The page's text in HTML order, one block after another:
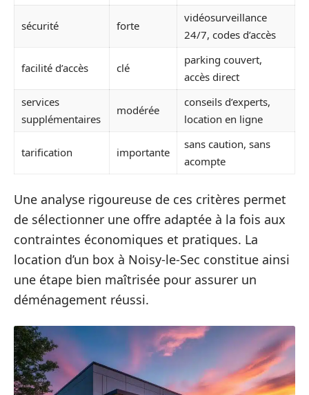
sécurité forte
vidéosurveillance
24/7, codes d’accès
facilité d’accès clé
parking couvert,
accès direct
services
supplémentaires
modérée
conseils d’experts,
location en ligne
tarification importante
sans caution, sans
acompte
Une analyse rigoureuse de ces critères permet
de sélectionner une offre adaptée à la fois aux
contraintes économiques et pratiques. La
location d’un box à Noisy-le-Sec constitue ainsi
une étape bien maîtrisée pour assurer un
déménagement réussi.